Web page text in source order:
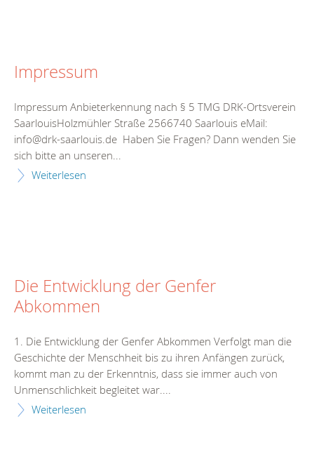
Impressum
Impressum Anbieterkennung nach § 5 TMG DRK-Ortsverein
SaarlouisHolzmühler Straße 2566740 Saarlouis eMail:
info@drk-saarlouis.de Haben Sie Fragen? Dann wenden Sie
sich bitte an unseren...
Weiterlesen
Die Entwicklung der Genfer
Abkommen
1. Die Entwicklung der Genfer Abkommen Verfolgt man die
Geschichte der Menschheit bis zu ihren Anfängen zurück,
kommt man zu der Erkenntnis, dass sie immer auch von
Unmenschlichkeit begleitet war....
Weiterlesen